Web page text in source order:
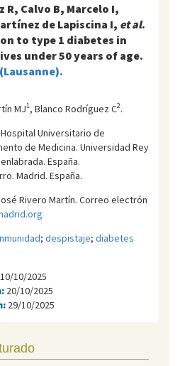
Calvo B, Marcelo I,
de Lapiscina I, et al.
to type 1 diabetes in
under 50 years of age.
MJ1, Blanco Rodríguez C2.
Universitario de
de Medicina. Universidad Rey
España.
Madrid. España.
Rivero Martín. Correo electrón
; despistaje; diabetes
10/10/2025
20/10/2025
29/10/2025